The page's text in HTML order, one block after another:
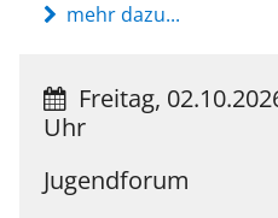
mehr dazu...
Freitag,
Uhr
Jugendforum